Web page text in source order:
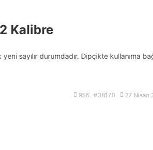
Kalibre
sayılır durumdadır. Dipçikte kullanıma
956 #38170 27 Nisan